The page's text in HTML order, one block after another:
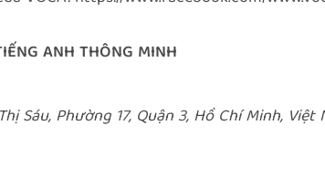
ANH THÔNG MINH
Sáu, Phường 17, Quận 3, Hồ Chí Minh, Việt